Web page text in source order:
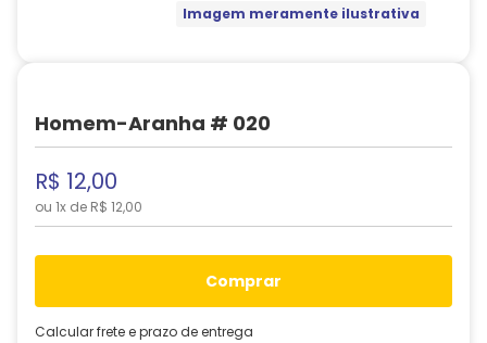
Imagem meramente ilustrativa
Homem-Aranha # 020
R$ 12,00
ou 1x de R$ 12,00
comprar
Calcular frete e prazo de entrega